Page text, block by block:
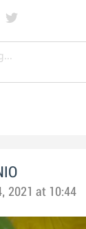
2021 at 10:44